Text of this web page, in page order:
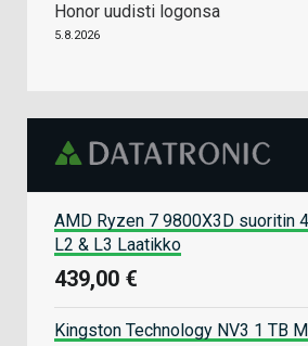
Honor uudisti logonsa
5.8.2026
AMD Ryzen 7 9800X3D suoritin
L2 & L3 Laatikko
439,00 €
Kingston Technology NV3 1 TB